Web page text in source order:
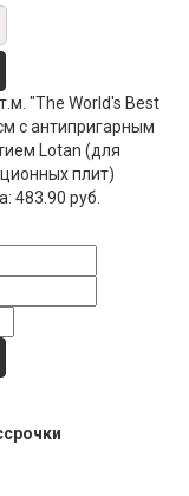
"The World's Best
с антипригарным
Lotan (для
плит)
483.90 руб.